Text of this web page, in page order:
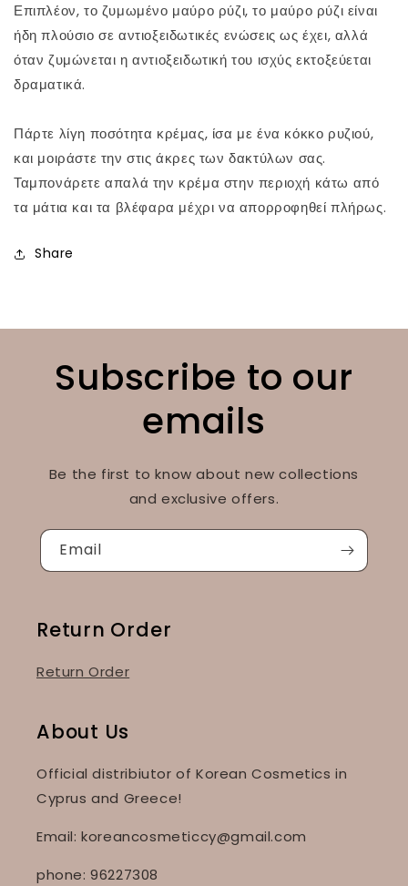
Επιπλέον, το ζυμωμένο μαύρο ρύζι, το μαύρο ρύζι είναι
ήδη πλούσιο σε αντιοξειδωτικές ενώσεις ως έχει, αλλά
όταν ζυμώνεται η αντιοξειδωτική του ισχύς εκτοξεύεται
δραματικά.
Πάρτε λίγη ποσότητα κρέμας, ίσα με ένα κόκκο ρυζιού,
και μοιράστε την στις άκρες των δακτύλων σας.
Ταμπονάρετε απαλά την κρέμα στην περιοχή κάτω από
τα μάτια και τα βλέφαρα μέχρι να απορροφηθεί πλήρως.
Share
Subscribe to our
emails
Be the first to know about new collections
and exclusive offers.
Email
Return Order
Return Order
About Us
Official distribiutor of Korean Cosmetics in
Cyprus and Greece!
Email: koreancosmeticcy@gmail.com
phone: 96227308